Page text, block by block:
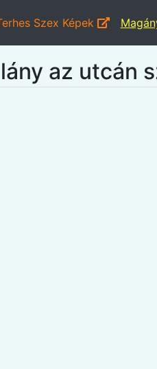
Szex Képek
az utcán